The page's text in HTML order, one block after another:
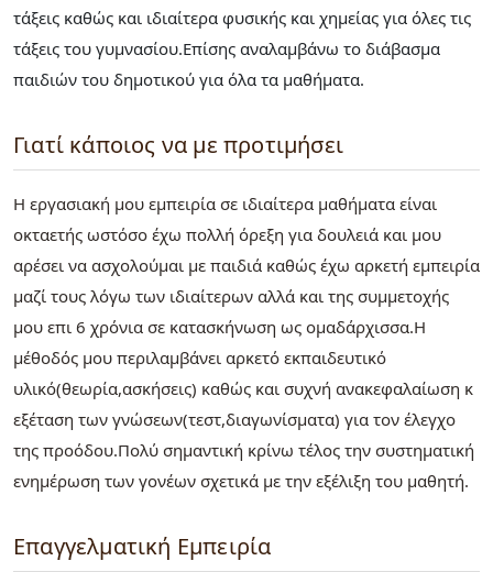
τάξεις καθώς και ιδιαίτερα φυσικής και χημείας για όλες τις
τάξεις του γυμνασίου.Επίσης αναλαμβάνω το διάβασμα
παιδιών του δημοτικού για όλα τα μαθήματα.
Γιατί κάποιος να με προτιμήσει
Η εργασιακή μου εμπειρία σε ιδιαίτερα μαθήματα είναι
οκταετής ωστόσο έχω πολλή όρεξη για δουλειά και μου
αρέσει να ασχολούμαι με παιδιά καθώς έχω αρκετή εμπειρία
μαζί τους λόγω των ιδιαίτερων αλλά και της συμμετοχής
μου επι 6 χρόνια σε κατασκήνωση ως ομαδάρχισσα.Η
μέθοδός μου περιλαμβάνει αρκετό εκπαιδευτικό
υλικό(θεωρία,ασκήσεις) καθώς και συχνή ανακεφαλαίωση κ
εξέταση των γνώσεων(τεστ,διαγωνίσματα) για τον έλεγχο
της προόδου.Πολύ σημαντική κρίνω τέλος την συστηματική
ενημέρωση των γονέων σχετικά με την εξέλιξη του μαθητή.
Επαγγελματική Εμπειρία